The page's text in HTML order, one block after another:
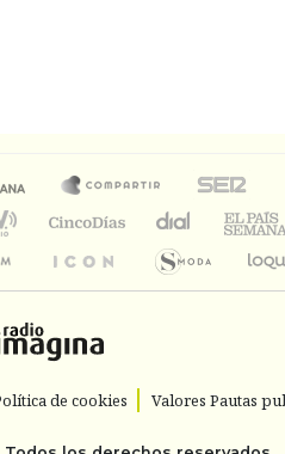
de cookies Valores Pautas